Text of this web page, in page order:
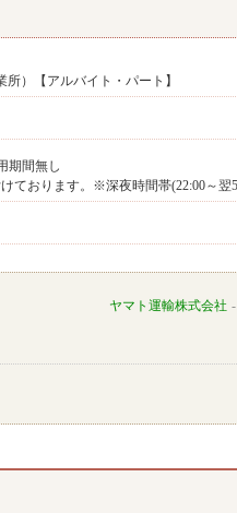
所）【アルバイト・パート】
期間無し
ております。※深夜時間帯(22:00～翌5
ヤマト運輸株式会社